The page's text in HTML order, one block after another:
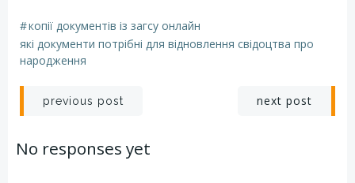
#копії документів із загсу онлайн
які документи потрібні для відновлення свідоцтва про
народження
Навигация
по
previous post
Навигация
next post
No responses yet